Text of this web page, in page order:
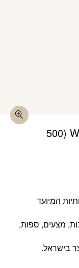
מבשם בדים יוקרתי – WHITE TEA (500
המיועד
מצעים, ספות,
בישראל.